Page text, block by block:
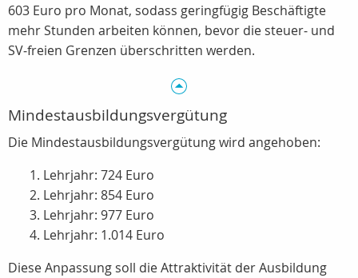
603 Euro pro Monat, sodass geringfügig Beschäftigte
mehr Stunden arbeiten können, bevor die steuer‑ und
SV‑freien Grenzen überschritten werden.
Mindestausbildungsvergütung
Die Mindestausbildungsvergütung wird angehoben:
Lehrjahr: 724 Euro
Lehrjahr: 854 Euro
Lehrjahr: 977 Euro
Lehrjahr: 1.014 Euro
Diese Anpassung soll die Attraktivität der Ausbildung